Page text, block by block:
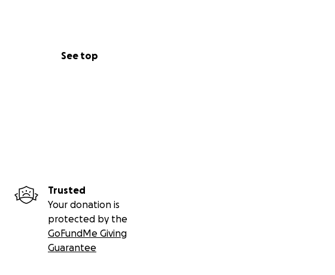
See top
Trusted
Your donation is
protected by the
GoFundMe Giving
Guarantee